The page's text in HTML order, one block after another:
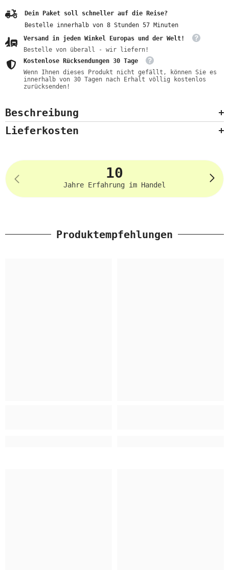
Dein Paket soll schneller auf die Reise?
Bestelle innerhalb von 8 Stunden 57 Minuten
Versand in jeden Winkel Europas und der Welt!
Bestelle von überall - wir liefern!
Kostenlose Rücksendungen 30 Tage
Wenn Ihnen dieses Produkt nicht gefällt, können Sie es
innerhalb von 30 Tagen nach Erhalt völlig kostenlos
zurücksenden!
Beschreibung
Lieferkosten
10
Jahre Erfahrung im Handel
Produktempfehlungen